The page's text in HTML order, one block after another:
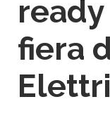
fiera